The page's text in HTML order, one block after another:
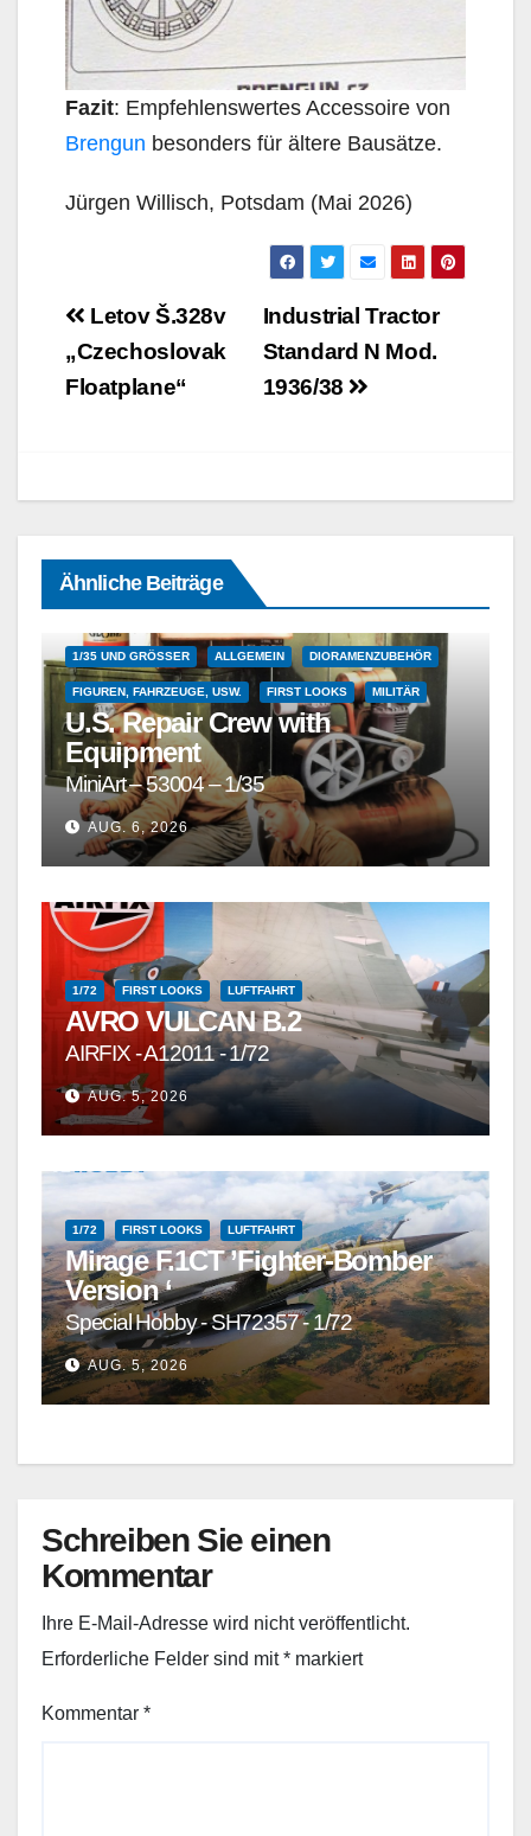
Fazit: Empfehlenswertes Accessoire von
Brengun besonders für ältere Bausätze.
Jürgen Willisch, Potsdam (Mai 2026)
Beitragsnavigation
Industrial Tractor
Standard N Mod.
1936/38
Letov Š.328v
„Czechoslovak
Floatplane“
Ähnliche Beiträge
1/35 UND GRÖSSER ALLGEMEIN DIORAMENZUBEHÖR
FIGUREN, FAHRZEUGE, USW. FIRST LOOKS MILITÄR
U.S. Repair Crew with
Equipment
MiniArt – 53004 – 1/35
AUG. 6, 2026
1/72 FIRST LOOKS LUFTFAHRT
AVRO VULCAN B.2
AIRFIX - A12011 - 1/72
AUG. 5, 2026
1/72 FIRST LOOKS LUFTFAHRT
Mirage F.1CT ’Fighter-Bomber
Version ‘
Special Hobby - SH72357 - 1/72
AUG. 5, 2026
Schreiben Sie einen
Kommentar
Ihre E-Mail-Adresse wird nicht veröffentlicht.
Erforderliche Felder sind mit* markiert
Kommentar *